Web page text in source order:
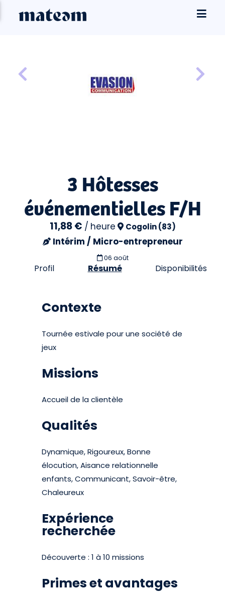
3 Hôtesses
événementielles F/H
11,88 € / heure Cogolin (83)
Intérim / Micro-entrepreneur
06 août
Profil Résumé Disponibilités
Contexte
Tournée estivale pour une société de
jeux
Missions
Accueil de la clientèle
Qualités
Dynamique, Rigoureux, Bonne
élocution, Aisance relationnelle
enfants, Communicant, Savoir-être,
Chaleureux
Expérience
recherchée
Découverte : 1 à 10 missions
Primes et avantages